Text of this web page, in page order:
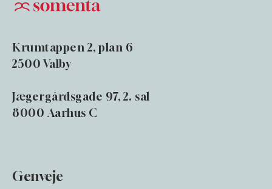
Krumtappen 2, plan 6
2500 Valby
Jægergårdsgade 97, 2. sal
8000 Aarhus C
Genveje